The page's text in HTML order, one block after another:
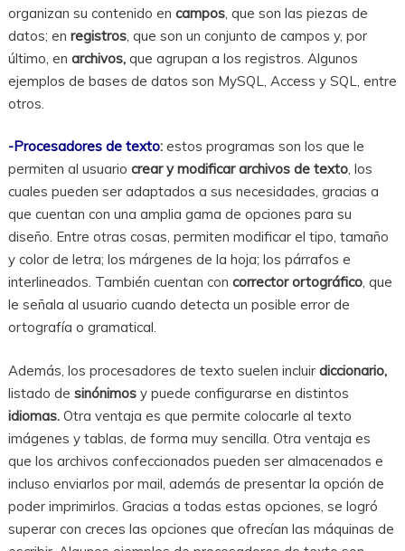
organizan su contenido en campos, que son las piezas de
datos; en registros, que son un conjunto de campos y, por
último, en archivos, que agrupan a los registros. Algunos
ejemplos de bases de datos son MySQL, Access y SQL, entre
otros.
-Procesadores de texto: estos programas son los que le
permiten al usuario crear y modificar archivos de texto, los
cuales pueden ser adaptados a sus necesidades, gracias a
que cuentan con una amplia gama de opciones para su
diseño. Entre otras cosas, permiten modificar el tipo, tamaño
y color de letra; los márgenes de la hoja; los párrafos e
interlineados. También cuentan con corrector ortográfico, que
le señala al usuario cuando detecta un posible error de
ortografía o gramatical.
Además, los procesadores de texto suelen incluir diccionario,
listado de sinónimosy puede configurarse en distintos
idiomas.Otra ventaja es que permite colocarle al texto
imágenes y tablas, de forma muy sencilla. Otra ventaja es
que los archivos confeccionados pueden ser almacenados e
incluso enviarlos por mail, además de presentar la opción de
poder imprimirlos. Gracias a todas estas opciones, se logró
superar con creces las opciones que ofrecían las máquinas de